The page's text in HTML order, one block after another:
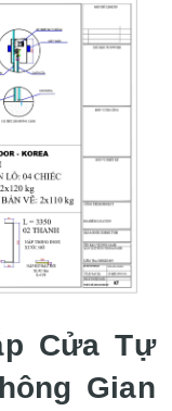
Cửa Tự
Gian